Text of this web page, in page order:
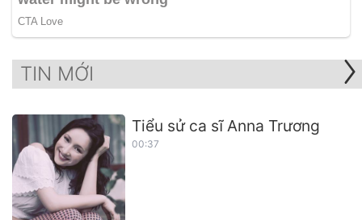
TIN MỚI
Tiểu sử ca sĩ Anna Trương
00:37